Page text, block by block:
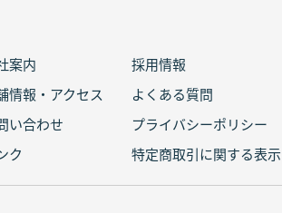
案内
採用情報
情報・アクセス
よくある質問
い合わせ
プライバシーポリシー
ク
特定商取引に関する表示